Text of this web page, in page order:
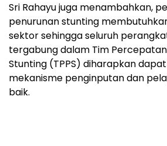
Sri Rahayu juga menambahkan,
penurunan stunting
sektor sehingga seluruh
tergabung dalam Tim
Stunting (TPPS) diharapkan
mekanisme penginputan dan
baik.